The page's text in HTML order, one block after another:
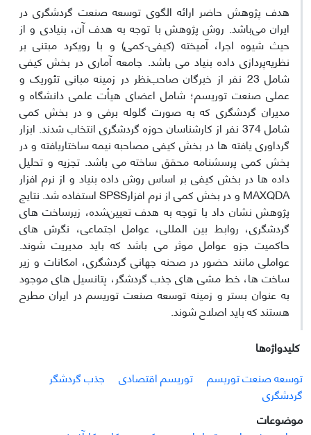
هدف پژوهش حاضر ارائه الگوی توسعه صنعت گردشگری در
ایران می‌باشد. روش پژوهش با توجه به هدف آن، بنیادی و از
حیث شیوه اجرا، آمیخته (کیفی-کمی) و با رویکرد مبتنی بر
نظریه‌پردازی داده بنیاد می باشد. جامعه آماری در بخش کیفی
شامل 23 نفر از خبرگان صاحب‌نظر در زمینه مبانی تئوریک و
عملی صنعت توریسم؛ شامل اعضای هیأت علمی دانشگاه و
مدیران گردشگری که به صورت گلوله برفی و در بخش کمی
شامل 374 نفر از کارشناسان حوزه گردشگری انتخاب شدند. ابزار
گرداوری یافته ها در بخش کیفی مصاحبه نیمه ساختاریافته و در
بخش کمی پرسشنامه محقق ساخته می باشد. تجزیه و تحلیل
داده ها در بخش کیفی بر اساس روش داده بنیاد و از نرم افزار
MAXQDA و در بخش کمی از نرم افزارSPSS استفاده شد. نتایج
پژوهش نشان داد با توجه به هدف تعیین‌شده، زیرساخت های
گردشگری، روابط بین المللی، عوامل اجتماعی، نگرش های
حاکمیت جزو عوامل موثر می باشد که باید مدیریت شوند.
عواملی مانند حضور در صحنه جهانی گردشگری، امکانات و زیر
ساخت ها، خط مشی های جذب گردشگر، پتانسیل های موجود
به عنوان بستر و زمینه توسعه صنعت توریسم در ایران مطرح
هستند که باید اصلاح شوند.
کلیدواژه‌ها
توسعه صنعت توریسم
توریسم اقتصادی
جذب گردشگر
گردشگری
موضوعات